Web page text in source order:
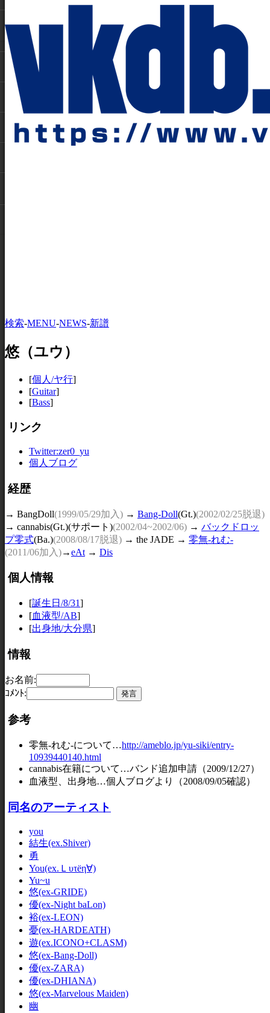
検索-MENU-NEWS-新譜
悠（ユウ）
[個人/ヤ行]
[Guitar]
[Bass]
リンク
Twitter:zer0_yu
個人ブログ
経歴
→ BangDoll(1999/05/29加入) → Bang-Doll(Gt.)(2002/02/25脱退)
→ cannabis(Gt.)(サポート)(2002/04~2002/06) → バックドロッ
プ零式(Ba.)(2008/08/17脱退) → the JADE → 零無-れむ-
(2011/06加入)→eAt → Dis
個人情報
[誕生日/8/31]
[血液型/AB]
[出身地/大分県]
情報
お名前:
ｺﾒﾝﾄ:
参考
零無-れむ-について…http://ameblo.jp/yu-siki/entry-
10939440140.html
cannabis在籍について…バンド追加申請（2009/12/27）
血液型、出身地…個人ブログより（2008/09/05確認）
同名のアーティスト
you
結生(ex.Shiver)
勇
You(ex.Ｌυτёη∀)
Yu~u
悠(ex-GRIDE)
優(ex-Night baLon)
裕(ex-LEON)
憂(ex-HARDEATH)
遊(ex.ICONO+CLASM)
悠(ex-Bang-Doll)
優(ex-ZARA)
優(ex-DHIANA)
悠(ex-Marvelous Maiden)
幽